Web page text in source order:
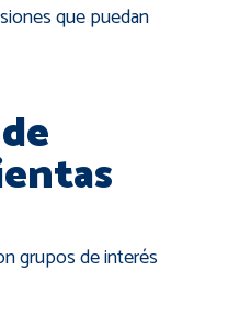
que puedan
grupos de interés